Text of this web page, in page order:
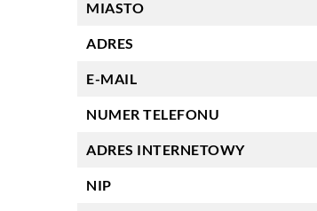
MIASTO
ADRES
E-MAIL
NUMER TELEFONU
ADRES INTERNETOWY
NIP